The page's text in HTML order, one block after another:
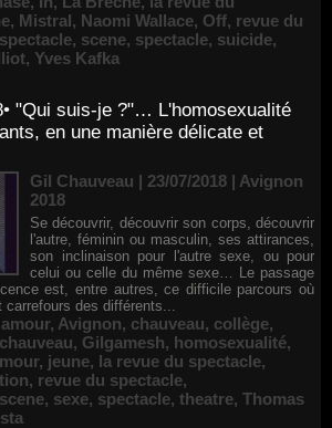
, Mistral, Naomi Wallace, Off, revue du
, scene, spectacle, suicide,
, Yves Kafka
"Qui suis-je ?"… L'homosexualité
en une manière délicate et
Gil Chauveau | 23/07/2018 | Avignon
2018
Se découvrir, découvrir son corps, découvrir
l'autre, féminin ou masculin, ses attirances,
son inclinaison pour l'autre sexe, ou pour
celui ou celle du même sexe… Le passage
est, entre autres, ce difficile parcours où
des différents...
amour, Avignon, chauveau, collège,
, Gilgamesh, homosexualité,
, jeune, la revue du spectacle,
, revue du spectacle,
scene, sexe, spectacle, theatre, Thomas